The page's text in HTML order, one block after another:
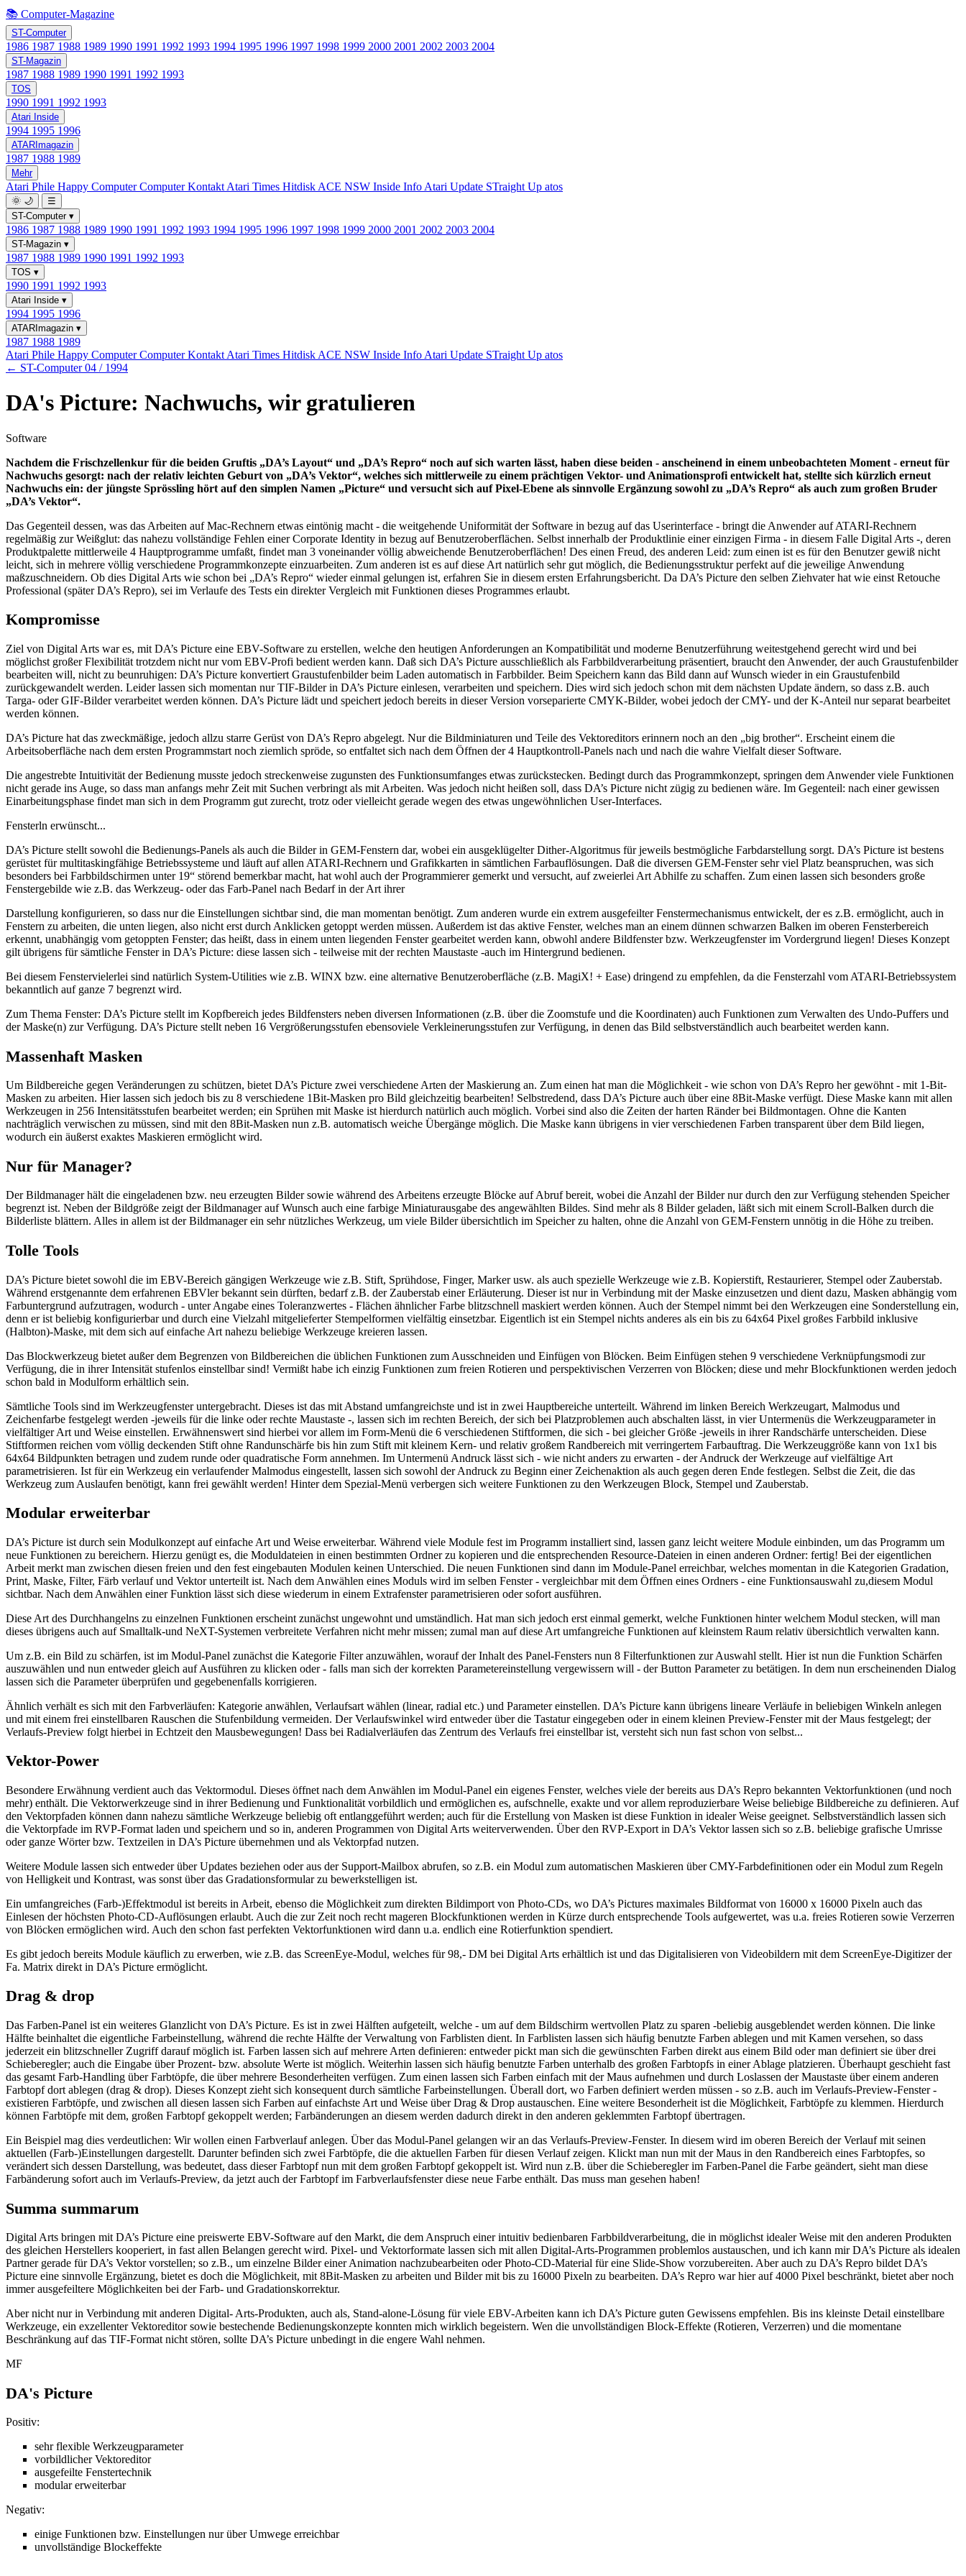
📚 Computer-Magazine
ST-Computer
1986 1987 1988 1989 1990 1991 1992 1993 1994 1995 1996 1997 1998 1999 2000 2001 2002 2003 2004
ST-Magazin
1987 1988 1989 1990 1991 1992 1993
TOS
1990 1991 1992 1993
Atari Inside
1994 1995 1996
ATARImagazin
1987 1988 1989
Mehr
Atari Phile Happy ComputerComputer Kontakt Atari Times Hitdisk ACE NSW Inside Info Atari Update STraight Up atos
🌞 🌙
☰
ST-Computer ▾
1986 1987 1988 1989 1990 1991 1992 1993 1994 1995 1996 1997 1998 1999 2000 2001 2002 2003 2004
ST-Magazin ▾
1987 1988 1989 1990 1991 1992 1993
TOS ▾
1990 1991 1992 1993
Atari Inside ▾
1994 1995 1996
ATARImagazin ▾
1987 1988 1989
Atari Phile Happy ComputerComputer Kontakt Atari Times Hitdisk ACE NSW Inside Info Atari Update STraight Up atos
← ST-Computer 04 / 1994
DA's Picture: Nachwuchs, wir gratulieren
Software
Nachdem die Frischzellenkur für die beiden Gruftis „DA’s Layout“ und „DA’s Repro“ noch auf sich warten lässt, haben diese beiden - anscheinend in einem unbeobachteten Moment - erneut für
Nachwuchs gesorgt: nach der relativ leichten Geburt von „DA’s Vektor“, welches sich mittlerweile zu einem prächtigen Vektor- und Animationsprofi entwickelt hat, stellte sich kürzlich erneut
Nachwuchs ein: der jüngste Sprössling hört auf den simplen Namen „Picture“ und versucht sich auf Pixel-Ebene als sinnvolle Ergänzung sowohl zu „DA’s Repro“ als auch zum großen Bruder
„DA’s Vektor“.
Das Gegenteil dessen, was das Arbeiten auf Mac-Rechnern etwas eintönig macht - die weitgehende Uniformität der Software in bezug auf das Userinterface - bringt die Anwender auf ATARI-Rechnern
regelmäßig zur Weißglut: das nahezu vollständige Fehlen einer Corporate Identity in bezug auf Benutzeroberflächen. Selbst innerhalb der Produktlinie einer einzigen Firma - in diesem Falle Digital Arts -, deren
Produktpalette mittlerweile 4 Hauptprogramme umfaßt, findet man 3 voneinander völlig abweichende Benutzeroberflächen! Des einen Freud, des anderen Leid: zum einen ist es für den Benutzer gewiß nicht
leicht, sich in mehrere völlig verschiedene Programmkonzepte einzuarbeiten. Zum anderen ist es auf diese Art natürlich sehr gut möglich, die Bedienungsstruktur perfekt auf die jeweilige Anwendung
maßzuschneidern. Ob dies Digital Arts wie schon bei „DA’s Repro“ wieder einmal gelungen ist, erfahren Sie in diesem ersten Erfahrungsbericht. Da DA’s Picture den selben Ziehvater hat wie einst Retouche
Professional (später DA’s Repro), sei im Verlaufe des Tests ein direkter Vergleich mit Funktionen dieses Programmes erlaubt.
Kompromisse
Ziel von Digital Arts war es, mit DA’s Picture eine EBV-Software zu erstellen, welche den heutigen Anforderungen an Kompatibilität und moderne Benutzerführung weitestgehend gerecht wird und bei
möglichst großer Flexibilität trotzdem nicht nur vom EBV-Profi bedient werden kann. Daß sich DA’s Picture ausschließlich als Farbbildverarbeitung präsentiert, braucht den Anwender, der auch Graustufenbilder
bearbeiten will, nicht zu beunruhigen: DA’s Picture konvertiert Graustufenbilder beim Laden automatisch in Farbbilder. Beim Speichern kann das Bild dann auf Wunsch wieder in ein Graustufenbild
zurückgewandelt werden. Leider lassen sich momentan nur TIF-Bilder in DA’s Picture einlesen, verarbeiten und speichern. Dies wird sich jedoch schon mit dem nächsten Update ändern, so dass z.B. auch
Targa- oder GIF-Bilder verarbeitet werden können. DA’s Picture lädt und speichert jedoch bereits in dieser Version vorseparierte CMYK-Bilder, wobei jedoch der CMY- und der K-Anteil nur separat bearbeitet
werden können.
DA’s Picture hat das zweckmäßige, jedoch allzu starre Gerüst von DA’s Repro abgelegt. Nur die Bildminiaturen und Teile des Vektoreditors erinnern noch an den „big brother“. Erscheint einem die
Arbeitsoberfläche nach dem ersten Programmstart noch ziemlich spröde, so entfaltet sich nach dem Öffnen der 4 Hauptkontroll-Panels nach und nach die wahre Vielfalt dieser Software.
Die angestrebte Intuitivität der Bedienung musste jedoch streckenweise zugunsten des Funktionsumfanges etwas zurückstecken. Bedingt durch das Programmkonzept, springen dem Anwender viele Funktionen
nicht gerade ins Auge, so dass man anfangs mehr Zeit mit Suchen verbringt als mit Arbeiten. Was jedoch nicht heißen soll, dass DA’s Picture nicht zügig zu bedienen wäre. Im Gegenteil: nach einer gewissen
Einarbeitungsphase findet man sich in dem Programm gut zurecht, trotz oder vielleicht gerade wegen des etwas ungewöhnlichen User-Interfaces.
Fensterln erwünscht...
DA’s Picture stellt sowohl die Bedienungs-Panels als auch die Bilder in GEM-Fenstern dar, wobei ein ausgeklügelter Dither-Algoritmus für jeweils bestmögliche Farbdarstellung sorgt. DA’s Picture ist bestens
gerüstet für multitaskingfähige Betriebssysteme und läuft auf allen ATARI-Rechnern und Grafikkarten in sämtlichen Farbauflösungen. Daß die diversen GEM-Fenster sehr viel Platz beanspruchen, was sich
besonders bei Farbbildschirmen unter 19“ störend bemerkbar macht, hat wohl auch der Programmierer gemerkt und versucht, auf zweierlei Art Abhilfe zu schaffen. Zum einen lassen sich besonders große
Fenstergebilde wie z.B. das Werkzeug- oder das Farb-Panel nach Bedarf in der Art ihrer
Darstellung konfigurieren, so dass nur die Einstellungen sichtbar sind, die man momentan benötigt. Zum anderen wurde ein extrem ausgefeilter Fenstermechanismus entwickelt, der es z.B. ermöglicht, auch in
Fenstern zu arbeiten, die unten liegen, also nicht erst durch Anklicken getoppt werden müssen. Außerdem ist das aktive Fenster, welches man an einem dünnen schwarzen Balken im oberen Fensterbereich
erkennt, unabhängig vom getoppten Fenster; das heißt, dass in einem unten liegenden Fenster gearbeitet werden kann, obwohl andere Bildfenster bzw. Werkzeugfenster im Vordergrund liegen! Dieses Konzept
gilt übrigens für sämtliche Fenster in DA’s Picture: diese lassen sich - teilweise mit der rechten Maustaste -auch im Hintergrund bedienen.
Bei diesem Fenstervielerlei sind natürlich System-Utilities wie z.B. WINX bzw. eine alternative Benutzeroberfläche (z.B. MagiX! + Ease) dringend zu empfehlen, da die Fensterzahl vom ATARI-Betriebssystem
bekanntlich auf ganze 7 begrenzt wird.
Zum Thema Fenster: DA’s Picture stellt im Kopfbereich jedes Bildfensters neben diversen Informationen (z.B. über die Zoomstufe und die Koordinaten) auch Funktionen zum Verwalten des Undo-Puffers und
der Maske(n) zur Verfügung. DA’s Picture stellt neben 16 Vergrößerungsstufen ebensoviele Verkleinerungsstufen zur Verfügung, in denen das Bild selbstverständlich auch bearbeitet werden kann.
Massenhaft Masken
Um Bildbereiche gegen Veränderungen zu schützen, bietet DA’s Picture zwei verschiedene Arten der Maskierung an. Zum einen hat man die Möglichkeit - wie schon von DA’s Repro her gewöhnt - mit 1-Bit-
Masken zu arbeiten. Hier lassen sich jedoch bis zu 8 verschiedene 1Bit-Masken pro Bild gleichzeitig bearbeiten! Selbstredend, dass DA’s Picture auch über eine 8Bit-Maske verfügt. Diese Maske kann mit allen
Werkzeugen in 256 Intensitätsstufen bearbeitet werden; ein Sprühen mit Maske ist hierdurch natürlich auch möglich. Vorbei sind also die Zeiten der harten Ränder bei Bildmontagen. Ohne die Kanten
nachträglich verwischen zu müssen, sind mit den 8Bit-Masken nun z.B. automatisch weiche Übergänge möglich. Die Maske kann übrigens in vier verschiedenen Farben transparent über dem Bild liegen,
wodurch ein äußerst exaktes Maskieren ermöglicht wird.
Nur für Manager?
Der Bildmanager hält die eingeladenen bzw. neu erzeugten Bilder sowie während des Arbeitens erzeugte Blöcke auf Abruf bereit, wobei die Anzahl der Bilder nur durch den zur Verfügung stehenden Speicher
begrenzt ist. Neben der Bildgröße zeigt der Bildmanager auf Wunsch auch eine farbige Miniaturausgabe des angewählten Bildes. Sind mehr als 8 Bilder geladen, läßt sich mit einem Scroll-Balken durch die
Bilderliste blättern. Alles in allem ist der Bildmanager ein sehr nützliches Werkzeug, um viele Bilder übersichtlich im Speicher zu halten, ohne die Anzahl von GEM-Fenstern unnötig in die Höhe zu treiben.
Tolle Tools
DA’s Picture bietet sowohl die im EBV-Bereich gängigen Werkzeuge wie z.B. Stift, Sprühdose, Finger, Marker usw. als auch spezielle Werkzeuge wie z.B. Kopierstift, Restaurierer, Stempel oder Zauberstab.
Während erstgenannte dem erfahrenen EBVler bekannt sein dürften, bedarf z.B. der Zauberstab einer Erläuterung. Dieser ist nur in Verbindung mit der Maske einzusetzen und dient dazu, Masken abhängig vom
Farbuntergrund aufzutragen, wodurch - unter Angabe eines Toleranzwertes - Flächen ähnlicher Farbe blitzschnell maskiert werden können. Auch der Stempel nimmt bei den Werkzeugen eine Sonderstellung ein,
denn er ist beliebig konfigurierbar und durch eine Vielzahl mitgelieferter Stempelformen vielfältig einsetzbar. Eigentlich ist ein Stempel nichts anderes als ein bis zu 64x64 Pixel großes Farbbild inklusive
(Halbton)-Maske, mit dem sich auf einfache Art nahezu beliebige Werkzeuge kreieren lassen.
Das Blockwerkzeug bietet außer dem Begrenzen von Bildbereichen die üblichen Funktionen zum Ausschneiden und Einfügen von Blöcken. Beim Einfügen stehen 9 verschiedene Verknüpfungsmodi zur
Verfügung, die in ihrer Intensität stufenlos einstellbar sind! Vermißt habe ich einzig Funktionen zum freien Rotieren und perspektivischen Verzerren von Blöcken; diese und mehr Blockfunktionen werden jedoch
schon bald in Modulform erhältlich sein.
Sämtliche Tools sind im Werkzeugfenster untergebracht. Dieses ist das mit Abstand umfangreichste und ist in zwei Hauptbereiche unterteilt. Während im linken Bereich Werkzeugart, Malmodus und
Zeichenfarbe festgelegt werden -jeweils für die linke oder rechte Maustaste -, lassen sich im rechten Bereich, der sich bei Platzproblemen auch abschalten lässt, in vier Untermenüs die Werkzeugparameter in
vielfältiger Art und Weise einstellen. Erwähnenswert sind hierbei vor allem im Form-Menü die 6 verschiedenen Stiftformen, die sich - bei gleicher Größe -jeweils in ihrer Randschärfe unterscheiden. Diese
Stiftformen reichen vom völlig deckenden Stift ohne Randunschärfe bis hin zum Stift mit kleinem Kern- und relativ großem Randbereich mit verringertem Farbauftrag. Die Werkzeuggröße kann von 1x1 bis
64x64 Bildpunkten betragen und zudem runde oder quadratische Form annehmen. Im Untermenü Andruck lässt sich - wie nicht anders zu erwarten - der Andruck der Werkzeuge auf vielfältige Art
parametrisieren. Ist für ein Werkzeug ein verlaufender Malmodus eingestellt, lassen sich sowohl der Andruck zu Beginn einer Zeichenaktion als auch gegen deren Ende festlegen. Selbst die Zeit, die das
Werkzeug zum Auslaufen benötigt, kann frei gewählt werden! Hinter dem Spezial-Menü verbergen sich weitere Funktionen zu den Werkzeugen Block, Stempel und Zauberstab.
Modular erweiterbar
DA’s Picture ist durch sein Modulkonzept auf einfache Art und Weise erweiterbar. Während viele Module fest im Programm installiert sind, lassen ganz leicht weitere Module einbinden, um das Programm um
neue Funktionen zu bereichern. Hierzu genügt es, die Moduldateien in einen bestimmten Ordner zu kopieren und die entsprechenden Resource-Dateien in einen anderen Ordner: fertig! Bei der eigentlichen
Arbeit merkt man zwischen diesen freien und den fest eingebauten Modulen keinen Unterschied. Die neuen Funktionen sind dann im Module-Panel erreichbar, welches momentan in die Kategorien Gradation,
Print, Maske, Filter, Färb verlauf und Vektor unterteilt ist. Nach dem Anwählen eines Moduls wird im selben Fenster - vergleichbar mit dem Öffnen eines Ordners - eine Funktionsauswahl zu,diesem Modul
sichtbar. Nach dem Anwählen einer Funktion lässt sich diese wiederum in einem Extrafenster parametrisieren oder sofort ausführen.
Diese Art des Durchhangelns zu einzelnen Funktionen erscheint zunächst ungewohnt und umständlich. Hat man sich jedoch erst einmal gemerkt, welche Funktionen hinter welchem Modul stecken, will man
dieses übrigens auch auf Smalltalk-und NeXT-Systemen verbreitete Verfahren nicht mehr missen; zumal man auf diese Art umfangreiche Funktionen auf kleinstem Raum relativ übersichtlich verwalten kann.
Um z.B. ein Bild zu schärfen, ist im Modul-Panel zunächst die Kategorie Filter anzuwählen, worauf der Inhalt des Panel-Fensters nun 8 Filterfunktionen zur Auswahl stellt. Hier ist nun die Funktion Schärfen
auszuwählen und nun entweder gleich auf Ausführen zu klicken oder - falls man sich der korrekten Parametereinstellung vergewissern will - der Button Parameter zu betätigen. In dem nun erscheinenden Dialog
lassen sich die Parameter überprüfen und gegebenenfalls korrigieren.
Ähnlich verhält es sich mit den Farbverläufen: Kategorie anwählen, Verlaufsart wählen (linear, radial etc.) und Parameter einstellen. DA’s Picture kann übrigens lineare Verläufe in beliebigen Winkeln anlegen
und mit einem frei einstellbaren Rauschen die Stufenbildung vermeiden. Der Verlaufswinkel wird entweder über die Tastatur eingegeben oder in einem kleinen Preview-Fenster mit der Maus festgelegt; der
Verlaufs-Preview folgt hierbei in Echtzeit den Mausbewegungen! Dass bei Radialverläufen das Zentrum des Verlaufs frei einstellbar ist, versteht sich nun fast schon von selbst...
Vektor-Power
Besondere Erwähnung verdient auch das Vektormodul. Dieses öffnet nach dem Anwählen im Modul-Panel ein eigenes Fenster, welches viele der bereits aus DA’s Repro bekannten Vektorfunktionen (und noch
mehr) enthält. Die Vektorwerkzeuge sind in ihrer Bedienung und Funktionalität vorbildlich und ermöglichen es, aufschnelle, exakte und vor allem reproduzierbare Weise beliebige Bildbereiche zu definieren. Auf
den Vektorpfaden können dann nahezu sämtliche Werkzeuge beliebig oft entlanggeführt werden; auch für die Erstellung von Masken ist diese Funktion in idealer Weise geeignet. Selbstverständlich lassen sich
die Vektorpfade im RVP-Format laden und speichern und so in, anderen Programmen von Digital Arts weiterverwenden. Über den RVP-Export in DA’s Vektor lassen sich so z.B. beliebige grafische Umrisse
oder ganze Wörter bzw. Textzeilen in DA’s Picture übernehmen und als Vektorpfad nutzen.
Weitere Module lassen sich entweder über Updates beziehen oder aus der Support-Mailbox abrufen, so z.B. ein Modul zum automatischen Maskieren über CMY-Farbdefinitionen oder ein Modul zum Regeln
von Helligkeit und Kontrast, was sonst über das Gradationsformular zu bewerkstelligen ist.
Ein umfangreiches (Farb-)Effektmodul ist bereits in Arbeit, ebenso die Möglichkeit zum direkten Bildimport von Photo-CDs, wo DA’s Pictures maximales Bildformat von 16000 x 16000 Pixeln auch das
Einlesen der höchsten Photo-CD-Auflösungen erlaubt. Auch die zur Zeit noch recht mageren Blockfunktionen werden in Kürze durch entsprechende Tools aufgewertet, was u.a. freies Rotieren sowie Verzerren
von Blöcken ermöglichen wird. Auch den schon fast perfekten Vektorfunktionen wird dann u.a. endlich eine Rotierfunktion spendiert.
Es gibt jedoch bereits Module käuflich zu erwerben, wie z.B. das ScreenEye-Modul, welches für 98,- DM bei Digital Arts erhältlich ist und das Digitalisieren von Videobildern mit dem ScreenEye-Digitizer der
Fa. Matrix direkt in DA’s Picture ermöglicht.
Drag & drop
Das Farben-Panel ist ein weiteres Glanzlicht von DA’s Picture. Es ist in zwei Hälften aufgeteilt, welche - um auf dem Bildschirm wertvollen Platz zu sparen -beliebig ausgeblendet werden können. Die linke
Hälfte beinhaltet die eigentliche Farbeinstellung, während die rechte Hälfte der Verwaltung von Farblisten dient. In Farblisten lassen sich häufig benutzte Farben ablegen und mit Kamen versehen, so dass
jederzeit ein blitzschneller Zugriff darauf möglich ist. Farben lassen sich auf mehrere Arten definieren: entweder pickt man sich die gewünschten Farben direkt aus einem Bild oder man definiert sie über drei
Schieberegler; auch die Eingabe über Prozent- bzw. absolute Werte ist möglich. Weiterhin lassen sich häufig benutzte Farben unterhalb des großen Farbtopfs in einer Ablage platzieren. Überhaupt geschieht fast
das gesamt Farb-Handling über Farbtöpfe, die über mehrere Besonderheiten verfügen. Zum einen lassen sich Farben einfach mit der Maus aufnehmen und durch Loslassen der Maustaste über einem anderen
Farbtopf dort ablegen (drag & drop). Dieses Konzept zieht sich konsequent durch sämtliche Farbeinstellungen. Überall dort, wo Farben definiert werden müssen - so z.B. auch im Verlaufs-Preview-Fenster -
existieren Farbtöpfe, und zwischen all diesen lassen sich Farben auf einfachste Art und Weise über Drag & Drop austauschen. Eine weitere Besonderheit ist die Möglichkeit, Farbtöpfe zu klemmen. Hierdurch
können Farbtöpfe mit dem, großen Farbtopf gekoppelt werden; Farbänderungen an diesem werden dadurch direkt in den anderen geklemmten Farbtopf übertragen.
Ein Beispiel mag dies verdeutlichen: Wir wollen einen Farbverlauf anlegen. Über das Modul-Panel gelangen wir an das Verlaufs-Preview-Fenster. In diesem wird im oberen Bereich der Verlauf mit seinen
aktuellen (Farb-)Einstellungen dargestellt. Darunter befinden sich zwei Farbtöpfe, die die aktuellen Farben für diesen Verlauf zeigen. Klickt man nun mit der Maus in den Randbereich eines Farbtopfes, so
verändert sich dessen Darstellung, was bedeutet, dass dieser Farbtopf nun mit dem großen Farbtopf gekoppelt ist. Wird nun z.B. über die Schieberegler im Farben-Panel die Farbe geändert, sieht man diese
Farbänderung sofort auch im Verlaufs-Preview, da jetzt auch der Farbtopf im Farbverlaufsfenster diese neue Farbe enthält. Das muss man gesehen haben!
Summa summarum
Digital Arts bringen mit DA’s Picture eine preiswerte EBV-Software auf den Markt, die dem Anspruch einer intuitiv bedienbaren Farbbildverarbeitung, die in möglichst idealer Weise mit den anderen Produkten
des gleichen Herstellers kooperiert, in fast allen Belangen gerecht wird. Pixel- und Vektorformate lassen sich mit allen Digital-Arts-Programmen problemlos austauschen, und ich kann mir DA’s Picture als idealen
Partner gerade für DA’s Vektor vorstellen; so z.B., um einzelne Bilder einer Animation nachzubearbeiten oder Photo-CD-Material für eine Slide-Show vorzubereiten. Aber auch zu DA’s Repro bildet DA’s
Picture eine sinnvolle Ergänzung, bietet es doch die Möglichkeit, mit 8Bit-Masken zu arbeiten und Bilder mit bis zu 16000 Pixeln zu bearbeiten. DA’s Repro war hier auf 4000 Pixel beschränkt, bietet aber noch
immer ausgefeiltere Möglichkeiten bei der Farb- und Gradationskorrektur.
Aber nicht nur in Verbindung mit anderen Digital- Arts-Produkten, auch als, Stand-alone-Lösung für viele EBV-Arbeiten kann ich DA’s Picture guten Gewissens empfehlen. Bis ins kleinste Detail einstellbare
Werkzeuge, ein exzellenter Vektoreditor sowie bestechende Bedienungskonzepte konnten mich wirklich begeistern. Wen die unvollständigen Block-Effekte (Rotieren, Verzerren) und die momentane
Beschränkung auf das TIF-Format nicht stören, sollte DA’s Picture unbedingt in die engere Wahl nehmen.
MF
DA's Picture
Positiv:
sehr flexible Werkzeugparameter
vorbildlicher Vektoreditor
ausgefeilte Fenstertechnik
modular erweiterbar
Negativ:
einige Funktionen bzw. Einstellungen nur über Umwege erreichbar
unvollständige Blockeffekte